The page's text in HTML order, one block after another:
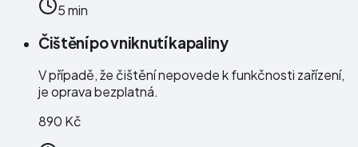
5 min
Čištění po vniknutí kapaliny
V případě, že čištění nepovede k funkčnosti zařízení,
je oprava bezplatná.
890 Kč